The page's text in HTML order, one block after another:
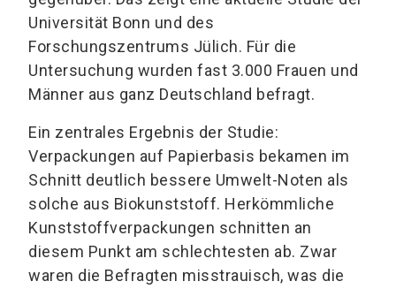
Universität Bonn und des
Forschungszentrums Jülich. Für die
Untersuchung wurden fast 3.000 Frauen und
Männer aus ganz Deutschland befragt.
Ein zentrales Ergebnis der Studie:
Verpackungen auf Papierbasis bekamen im
Schnitt deutlich bessere Umwelt-Noten als
solche aus Biokunststoff. Herkömmliche
Kunststoffverpackungen schnitten an
diesem Punkt am schlechtesten ab. Zwar
waren die Befragten misstrauisch, was die